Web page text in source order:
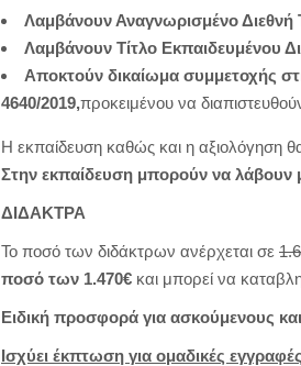
Λαμβάνουν Αναγνωρισμένο
Λαμβάνουν Τίτλο
Αποκτούν δικαίωμα συμμετοχής
4640/2019,προκειμένου να
Η εκπαίδευση καθώς και η
Στην εκπαίδευση μπορούν να λάβουν
ΔΙΔΑΚΤΡΑ
Το ποσό των διδάκτρων ανέρχεται σε
ποσό των 1.470€ και μπορεί να
Ειδική προσφορά για ασκούμενους
Ισχύει έκπτωση για ομαδικές